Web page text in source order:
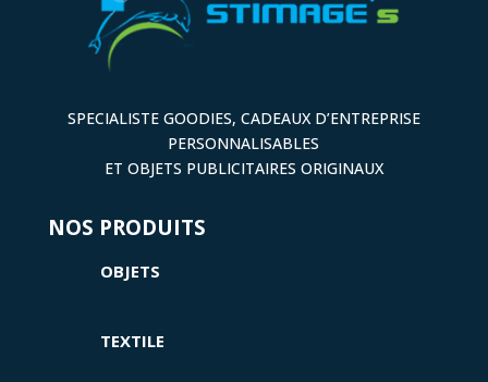
SPECIALISTE GOODIES, CADEAUX D’ENTREPRISE
PERSONNALISABLES
ET OBJETS PUBLICITAIRES ORIGINAUX
NOS PRODUITS
OBJETS
TEXTILE